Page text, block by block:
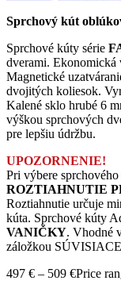
Sprchový kút
Sprchové kúty série
dverami.
Magnetické
dvojitých koliesok.
Kalené sklo hrubé 6
výškou sprchových
pre lepšiu údržbu.
UPOZORNENIE!
Pri výbere
ROZTIAHNUTIE
Roztiahnutie určuje
kúta. Sprchové kúty
VANIČKY. Vhodné
záložkou
497 € – 509 €Price